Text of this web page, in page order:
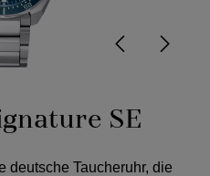
SE
deutsche Taucheruhr, die